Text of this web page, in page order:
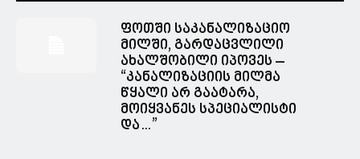
ფოთში საკანალიზაციო
მილში, გარდაცვლილი
ახალშობილი იპოვეს –
“კანალიზაციის მილმა
წყალი არ გაატარა,
მოიყვანეს სპეციალისტი
და…”